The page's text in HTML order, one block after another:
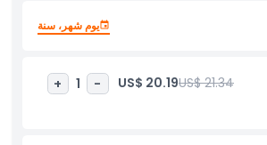
والمخطوطات والقطع الأثرية القديمة. مكتبة
المعرض، تُعد إحدى أهم المكتبات في إيطاليا
ممتازة لضمان زيارة سلسة وممتعة. استكشاف
بالزمن وتجربة البراعة الفنية لقرون ماضية.
عصر النهضة أو ترغب في اكتشاف كنوز ميلانو
يوم شهر، سنة
US$ 21.34
US$ 20.19
-
1
+